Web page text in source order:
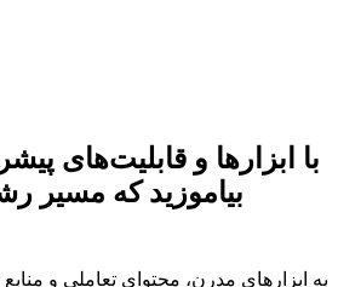
با ابزارها و قابلیت‌های
بیاموزید که مسیر
به ابزارهای مدرن، محتوای تعاملی و